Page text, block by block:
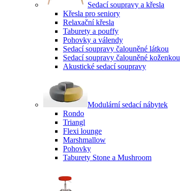
Sedací soupravy a křesla
Křesla pro seniory
Relaxační křesla
Taburety a pouffy
Pohovky a válendy
Sedací soupravy čalouněné látkou
Sedací soupravy čalouněné koženkou
Akustické sedací soupravy
Modulární sedací nábytek
Rondo
Triangl
Flexi lounge
Marshmallow
Pohovky
Taburety Stone a Mushroom